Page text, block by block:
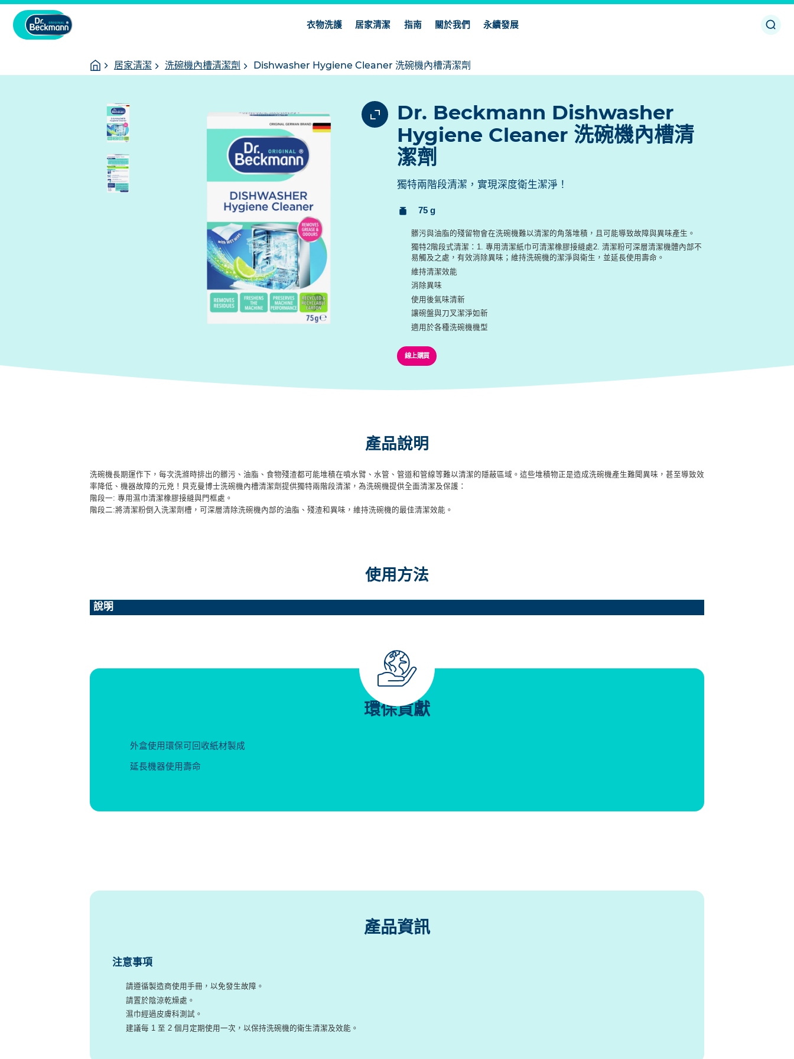
衣物洗護 居家清潔 指南 關於我們 永續發展
開
啟
搜
You
are
Homepage
居家清潔 洗碗機內槽清潔劑 Dishwasher Hygiene Cleaner 洗碗機內槽清潔劑
Dr. Beckmann Dishwasher
Hygiene Cleaner 洗碗機內槽清
潔劑
獨特兩階段清潔，實現深度衛生潔淨！
內
量：
75 g
髒污與油脂的殘留物會在洗碗機難以清潔的角落堆積，且可能導致故障與異味產生。
獨特2階段式清潔：1. 專用清潔紙巾可清潔橡膠接縫處2. 清潔粉可深層清潔機體內部不
易觸及之處，有效消除異味；維持洗碗機的潔淨與衛生，並延長使用壽命。
維持清潔效能
消除異味
使用後氣味清新
讓碗盤與刀叉潔淨如新
適用於各種洗碗機機型
線上購買
產品說明
洗碗機長期運作下，每次洗滌時排出的髒污、油脂、食物殘渣都可能堆積在噴水臂、水管、管道和管線等難以清潔的隱蔽區域。這些堆積物正是造成洗碗機產生難聞異味，甚至導致效
率降低、機器故障的元兇！貝克曼博士洗碗機內槽清潔劑提供獨特兩階段清潔，為洗碗機提供全面清潔及保護：
階段一: 專用濕巾清潔橡膠接縫與門框處。
階段二:將清潔粉倒入洗潔劑槽，可深層清除洗碗機內部的油脂、殘渣和異味，維持洗碗機的最佳清潔效能。
使用方法
說明
環保貢獻
外盒使用環保可回收紙材製成
延長機器使用壽命
產品資訊
注意事項
請遵循製造商使用手冊，以免發生故障。
請置於陰涼乾燥處。
濕巾經過皮膚科測試。
建議每 1 至 2 個月定期使用一次，以保持洗碗機的衛生清潔及效能。